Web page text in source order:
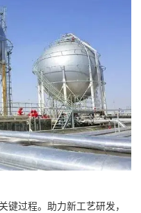
键过程。助力新工艺研发，